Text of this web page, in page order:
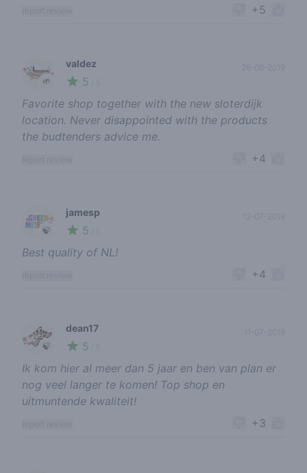
+5
🌱
valdez
5
Favorite shop together with the new sloterdijk
location. Never disappointed with the products
the budtenders advice me.
+4
🍃
jamesp
5
Best quality of NL!
+4
🍃
dean17
5
Ik kom hier al meer dan 5 jaar en ben van plan er
nog veel langer te komen! Top shop en
uitmuntende kwaliteit!
+3